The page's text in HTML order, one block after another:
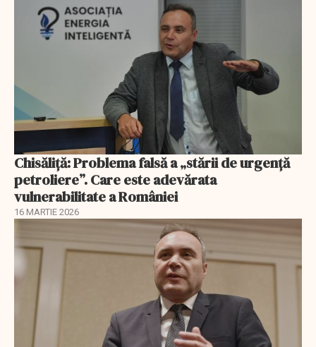
Chisăliță: Problema falsă a „stării de urgență
petroliere”. Care este adevărata
vulnerabilitate a României
16 MARTIE 2026